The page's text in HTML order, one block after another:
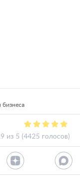
бизнеса
из 5 (4425 голосов)